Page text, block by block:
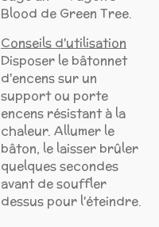
Blood de Green Tree.
Conseils d'utilisation
Disposer le bâtonnet
d'encens sur un
support ou porte
encens résistant à la
chaleur. Allumer le
bâton, le laisser brûler
quelques secondes
avant de souffler
dessus pour l'éteindre.